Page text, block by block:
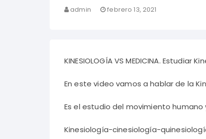
admin febrero 13, 2021
KINESIOLOGÍA VS MEDICINA.
En este video vamos a hablar de la
Es el estudio del movimiento humano
Kinesiología-cinesiología-